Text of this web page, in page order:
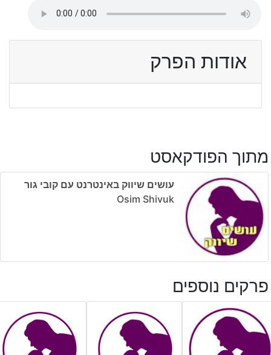
אודות הפרק
מתוך הפודקאסט
עושים שיווק באינטרנט עם קובי גור
Osim Shivuk
פרקים נוספים